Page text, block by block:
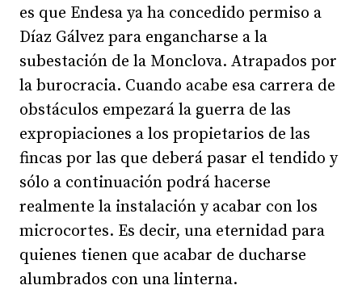
es que Endesa ya ha concedido permiso a
Díaz Gálvez para engancharse a la
subestación de la Monclova. Atrapados por
la burocracia. Cuando acabe esa carrera de
obstáculos empezará la guerra de las
expropiaciones a los propietarios de las
fincas por las que deberá pasar el tendido y
sólo a continuación podrá hacerse
realmente la instalación y acabar con los
microcortes. Es decir, una eternidad para
quienes tienen que acabar de ducharse
alumbrados con una linterna.